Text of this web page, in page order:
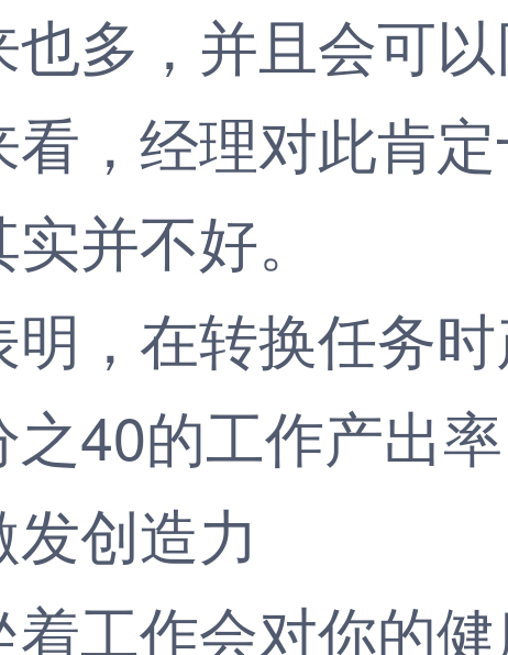
多，并且会可以
经理对此肯定
并不好。
在转换任务时
40的工作产出率
创造力
作会对你的健